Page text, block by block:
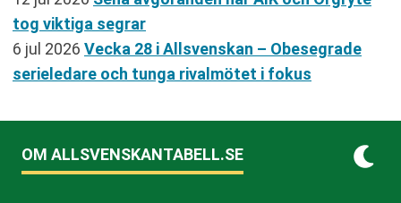
tog viktiga segrar
6 jul 2026 Vecka 28 i Allsvenskan – Obesegrade
serieledare och tunga rivalmötet i fokus
OM ALLSVENSKANTABELL.SE